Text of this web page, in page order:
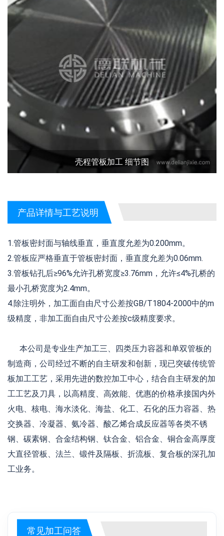
壳程管板加工 细节图
产品详情与工艺说明
1.管板密封面与轴线垂直，垂直度允差为0.200mm。
2.管板应严格垂直于管板密封面，垂直度允差为0.06mm.
3.管板钻孔后≥96%允许孔桥宽度≥3.76mm，允许≤4%孔桥的
最小孔桥宽度为2.4mm。
4.除注明外，加工面自由尺寸公差按GB/T1804-2000中的m
级精度，非加工面自由尺寸公差按c级精度要求。
本公司是专业生产加工三、四类压力容器和单双管板的
制造商，公司经过不断的自主研发和创新，现已突破传统管
板加工工艺，采用先进的数控加工中心，结合自主研发的加
工工艺及刀具，以高精度、高效能、优惠的价格承接国内外
火电、核电、海水淡化、海盐、化工、石化的压力容器、热
交换器、冷凝器、氨冷器、酸乙烯合成反应器等各类不锈
钢、碳素钢、合金结构钢、钛合金、铝合金、铜合金高厚度
大直径管板、法兰、锻件及隔板、折流板、复合板的深孔加
工业务。
常见加工问答